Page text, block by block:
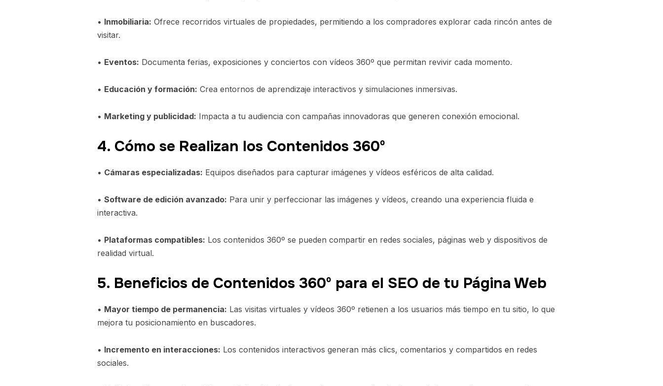
• Inmobiliaria: Ofrece recorridos virtuales de propiedades, permitiendo a los compradores explorar cada rincón antes de
visitar.
• Eventos: Documenta ferias, exposiciones y conciertos con vídeos 360º que permitan revivir cada momento.
• Educación y formación: Crea entornos de aprendizaje interactivos y simulaciones inmersivas.
• Marketing y publicidad: Impacta a tu audiencia con campañas innovadoras que generen conexión emocional.
4. Cómo se Realizan los Contenidos 360º
• Cámaras especializadas: Equipos diseñados para capturar imágenes y vídeos esféricos de alta calidad.
• Software de edición avanzado: Para unir y perfeccionar las imágenes y vídeos, creando una experiencia fluida e
interactiva.
• Plataformas compatibles: Los contenidos 360º se pueden compartir en redes sociales, páginas web y dispositivos de
realidad virtual.
5. Beneficios de Contenidos 360º para el SEO de tu Página Web
• Mayor tiempo de permanencia: Las visitas virtuales y vídeos 360º retienen a los usuarios más tiempo en tu sitio, lo que
mejora tu posicionamiento en buscadores.
• Incremento en interacciones: Los contenidos interactivos generan más clics, comentarios y compartidos en redes
sociales.